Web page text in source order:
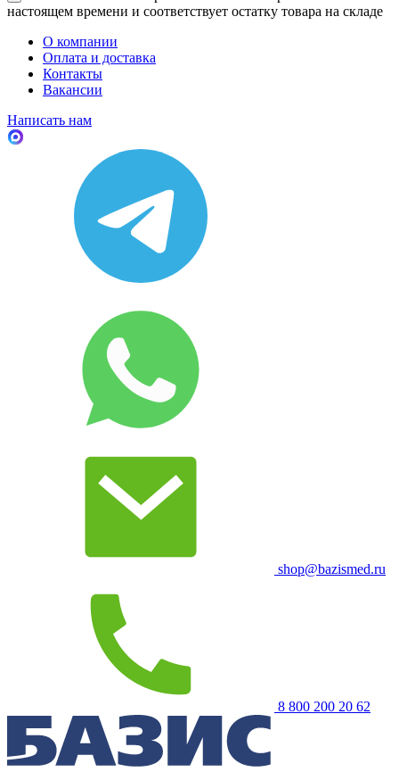
настоящем времени и соответствует остатку товара на складе
О компании
Оплата и доставка
Контакты
Вакансии
Написать нам
shop@bazismed.ru
8 800 200 20 62